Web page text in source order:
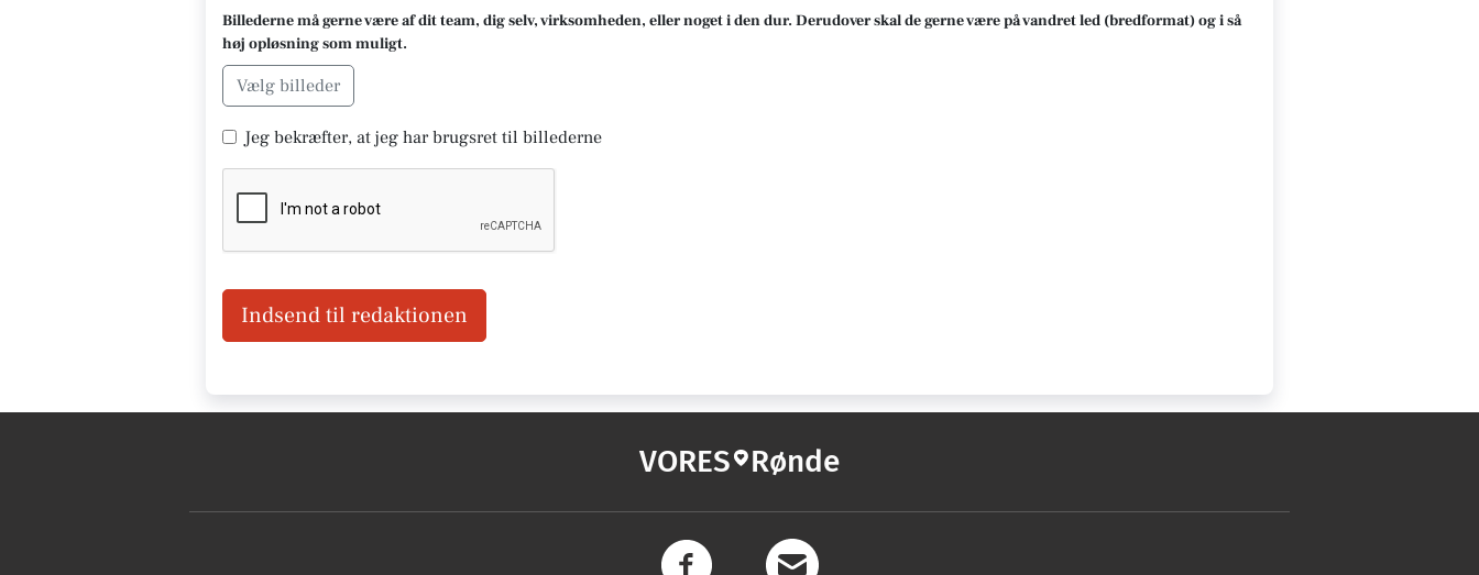
Billederne må gerne være af dit team, dig selv, virksomheden, eller noget i den dur. Derudover skal de gerne være på vandret led (bredformat) og i så
høj opløsning som muligt.
Vælg billeder
Jeg bekræfter, at jeg har brugsret til billederne
Indsend til redaktionen
VORES Rønde